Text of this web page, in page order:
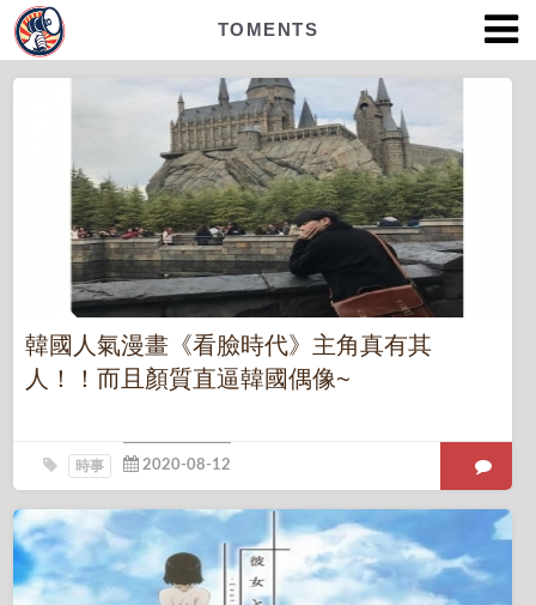
TOMENTS
韓國人氣漫畫《看臉時代》主角真有其
人！！而且顏質直逼韓國偶像~
時事